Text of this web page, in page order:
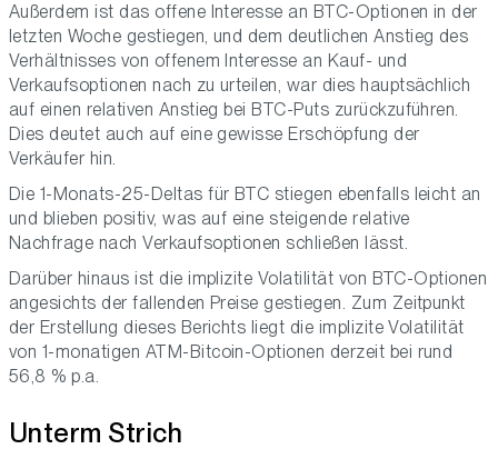
Außerdem ist das offene Interesse an BTC-Optionen in der
letzten Woche gestiegen, und dem deutlichen Anstieg des
Verhältnisses von offenem Interesse an Kauf- und
Verkaufsoptionen nach zu urteilen, war dies hauptsächlich
auf einen relativen Anstieg bei BTC-Puts zurückzuführen.
Dies deutet auch auf eine gewisse Erschöpfung der
Verkäufer hin.
Die 1-Monats-25-Deltas für BTC stiegen ebenfalls leicht an
und blieben positiv, was auf eine steigende relative
Nachfrage nach Verkaufsoptionen schließen lässt.
Darüber hinaus ist die implizite Volatilität von BTC-Optionen
angesichts der fallenden Preise gestiegen. Zum Zeitpunkt
der Erstellung dieses Berichts liegt die implizite Volatilität
von 1-monatigen ATM-Bitcoin-Optionen derzeit bei rund
56,8 % p.a.
Unterm Strich